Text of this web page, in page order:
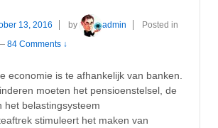
13, 2016 by admin
Posted in
84 Comments ↓
economie is te afhankelijk van banken.
moeten het pensioenstelsel, de
het belastingsysteem
stimuleert het maken van